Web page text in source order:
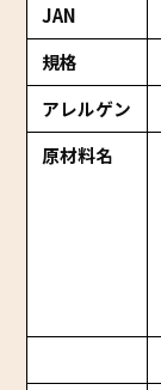
JAN
規格
アレルゲン
原材料名